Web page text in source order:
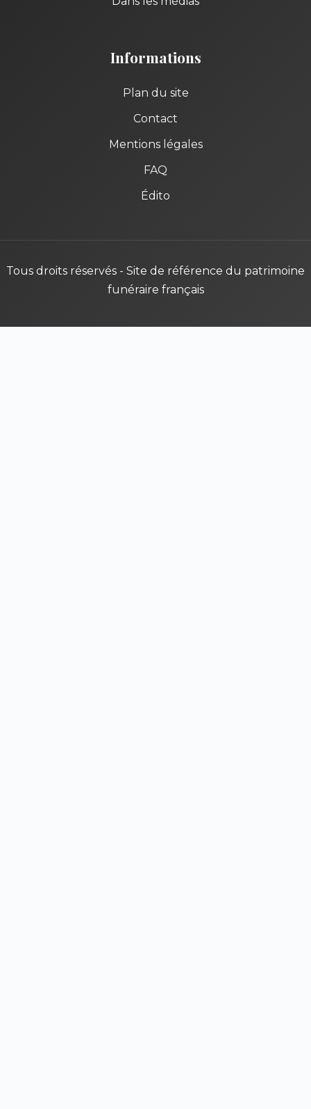
Informations
Plan du site
Contact
Mentions légales
FAQ
Édito
Tous droits réservés - Site de référence du patrimoine
funéraire français